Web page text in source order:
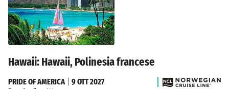
Hawaii: Hawaii, Polinesia francese
PRIDE OF AMERICA| 9 OTT 2027